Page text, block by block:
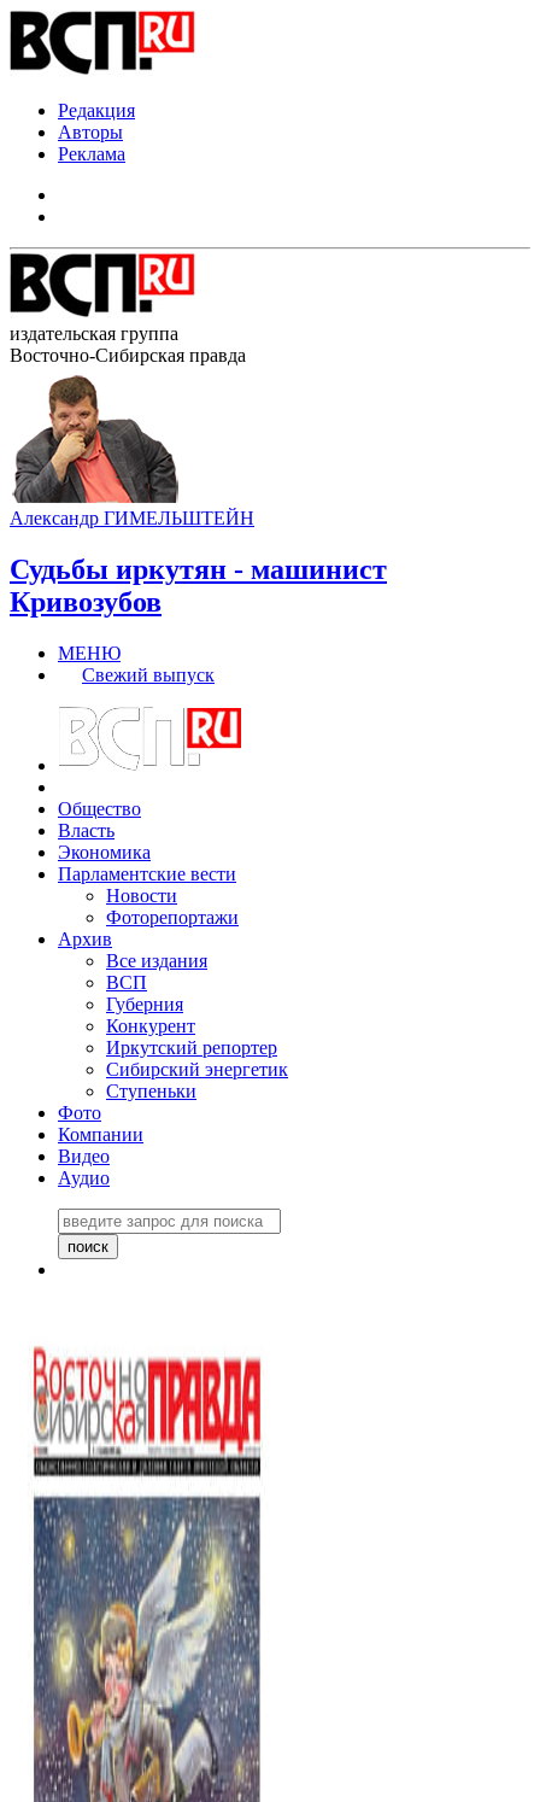
Редакция
Авторы
Реклама
издательская группа
Восточно-Сибирская правда
Александр ГИМЕЛЬШТЕЙН
Судьбы иркутян - машинист
Кривозубов
МЕНЮ
Свежий выпуск
Общество
Власть
Экономика
Парламентские вести
Новости
Фоторепортажи
Архив
Все издания
ВСП
Губерния
Конкурент
Иркутский репортер
Сибирский энергетик
Ступеньки
Фото
Компании
Видео
Аудио